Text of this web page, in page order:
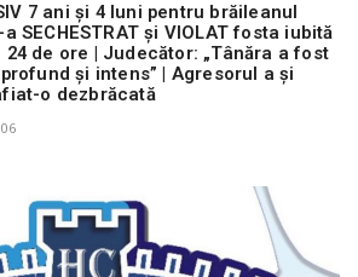
7 ani și 4 luni pentru brăileanul
SECHESTRAT și VIOLAT fosta iubită
24 de ore | Judecător: „Tânăra a fost
și intens” | Agresorul a și
o dezbrăcată